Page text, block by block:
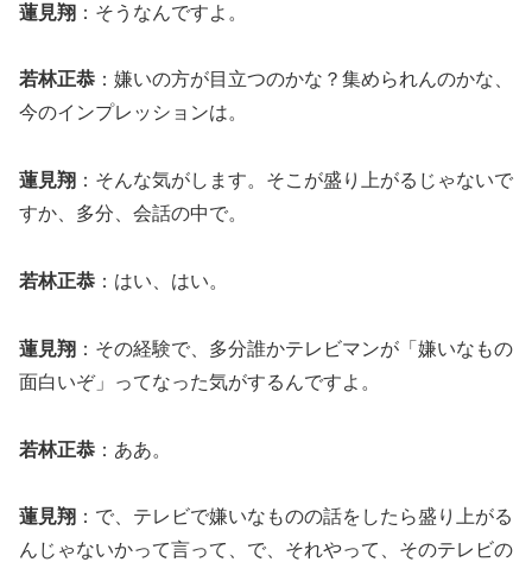
蓮見翔 ：そうなんですよ。
若林正恭 ：嫌いの方が目立つのかな？集められんのかな、
今のインプレッションは。
蓮見翔 ：そんな気がします。そこが盛り上がるじゃないで
すか、多分、会話の中で。
若林正恭 ：はい、はい。
蓮見翔 ：その経験で、多分誰かテレビマンが「嫌いなもの
面白いぞ」ってなった気がするんですよ。
若林正恭 ：ああ。
蓮見翔 ：で、テレビで嫌いなものの話をしたら盛り上がる
んじゃないかって言って、で、それやって、そのテレビの